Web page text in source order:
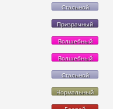
Стальной
Призрачный
Волшебный
Волшебный
Стальной
Нормальный